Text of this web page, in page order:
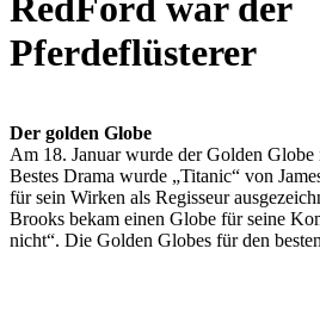
RedFord war der
Pferdeflüsterer
Der golden Globe
Am 18. Januar wurde der Golden
Bestes Drama wurde „Titanic“ von
für sein Wirken als Regisseur
Brooks bekam einen Globe für seine
nicht“. Die Golden Globes für den besten